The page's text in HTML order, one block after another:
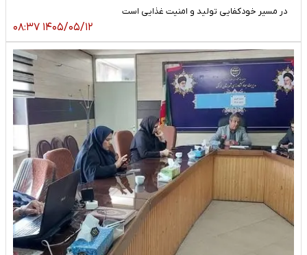
در مسیر خودکفایی تولید و امنیت غذایی است
۱۴۰۵/۰۵/۱۲ ۰۸:۳۷